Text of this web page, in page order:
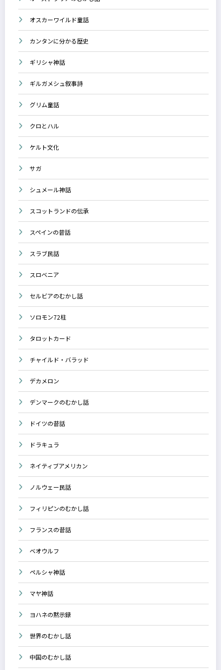
オスカーワイルド童話
カンタンに分かる歴史
ギリシャ神話
ギルガメシュ叙事詩
グリム童話
クロとハル
ケルト文化
サガ
シュメール神話
スコットランドの伝承
スペインの昔話
スラブ民話
スロベニア
セルビアのむかし話
ソロモン72柱
タロットカード
チャイルド・バラッド
デカメロン
デンマークのむかし話
ドイツの昔話
ドラキュラ
ネイティブアメリカン
ノルウェー民話
フィリピンのむかし話
フランスの昔話
ベオウルフ
ペルシャ神話
マヤ神話
ヨハネの黙示録
世界のむかし話
中国のむかし話